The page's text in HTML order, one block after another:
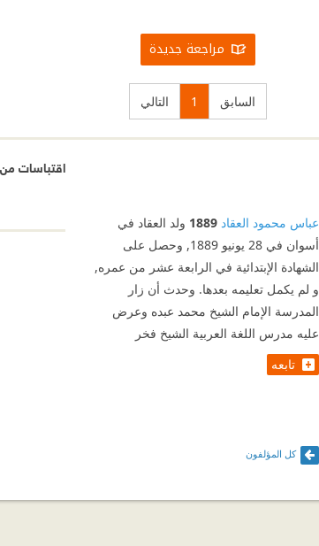
مراجعة جديدة
السابق 1 التالي
عباس محمود العقاد 1889 ولد العقاد في
أسوان في 28 يونيو 1889, وحصل على
الشهادة الإبتدائية في الرابعة عشر من عمره,
و لم يكمل تعليمه بعدها. وحدث أن زار
المدرسة الإمام الشيخ محمد عبده وعرض
عليه مدرس اللغة العربية الشيخ فخر
تابعه
كل المؤلفون
اقتباسات